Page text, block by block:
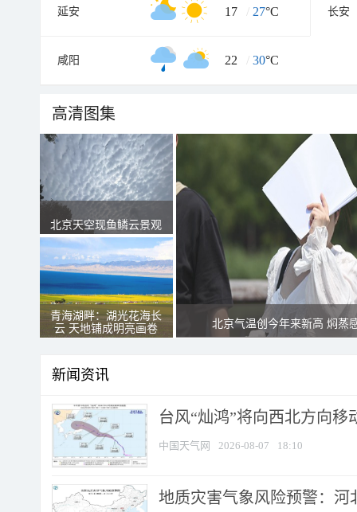
延安 17 / 27°C 长安
咸阳 22 / 30°C
高清图集
北京天空现鱼鳞云景观
青海湖畔：湖光花海长
云 天地铺成明亮画卷
北京气温创今年来新高 焖蒸
新闻资讯
台风“灿鸿”将向西北方向移
中国天气网 2026-08-07 18:10
地质灾害气象风险预警：河